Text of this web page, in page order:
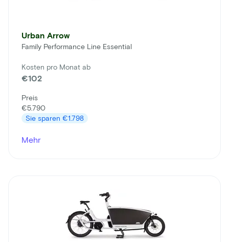
Urban Arrow
Family Performance Line Essential
Kosten pro Monat ab
€102
Preis
€5.790
Sie sparen €1.798
Mehr